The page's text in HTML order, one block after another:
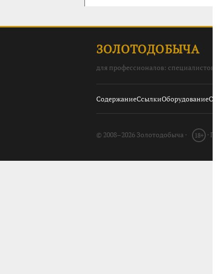
ЗОЛОТОДОБЫЧА
для профессионалов: специалистов,
СодержаниеСсылкиОборудованиеО
© 2008–2026 Золотодобыча · 18+ ·